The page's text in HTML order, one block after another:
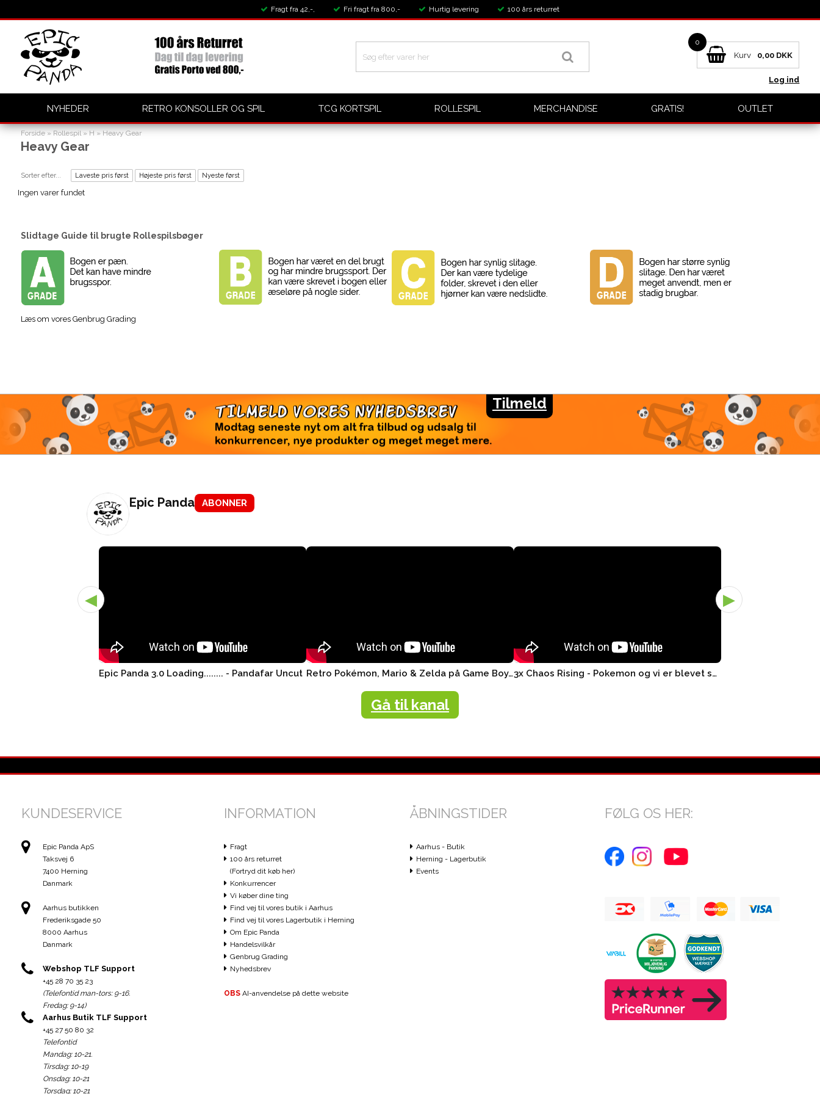
Fragt fra 42,-, Fri fragt fra 800,- Hurtig levering 100 års returret
0
Kurv 0,00 DKK
Log ind
NYHEDER RETRO KONSOLLER OG SPIL TCG KORTSPIL ROLLESPIL MERCHANDISE GRATIS! OUTLET
Forside» Rollespil» H » Heavy Gear
Heavy Gear
Sorter efter... Laveste pris først Højeste pris først Nyeste først
Ingen varer fundet
Slidtage Guide til brugte Rollespilsbøger
Læs om vores Genbrug Grading
TILMELD VORES NYHEDSBREV
Modtag seneste nyt om alt fra tilbud og udsalg til
konkurrencer, nye produkter og meget meget mere.
Tilmeld
Epic Panda ABONNER
Epic Panda 3.0 Loading........ - Pandafar Uncut Retro Pokémon, Mario & Zelda på Game Boy, Nintendo Switch .. 3x Chaos Rising - Pokemon og vi er blevet smidt ud! - Pand..
◀ ▶
Gå til kanal
KUNDESERVICE
Epic Panda ApS
Taksvej 6
7400 Herning
Danmark
Aarhus butikken
Frederiksgade 50
8000 Aarhus
Danmark
Webshop TLF Support
+45 28 70 35 23
(Telefontid man-tors: 9-16.
Fredag: 9-14)
Aarhus Butik TLF Support
+45 27 50 80 32
Telefontid
Mandag: 10-21.
Tirsdag: 10-19
Onsdag: 10-21
Torsdag: 10-21
INFORMATION
Fragt
100 års returret
(Fortryd dit køb her)
Konkurrencer
Vi køber dine ting
Find vej til vores butik i Aarhus
Find vej til vores Lagerbutik i Herning
Om Epic Panda
Handelsvilkår
Genbrug Grading
Nyhedsbrev
OBSAI-anvendelse på dette website
ÅBNINGSTIDER
Aarhus - Butik
Herning - Lagerbutik
Events
FØLG OS HER: